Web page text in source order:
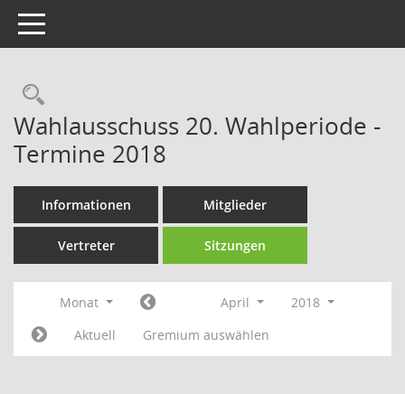
Toggle navigation
Rechercheauswahl
Wahlausschuss 20. Wahlperiode -
Termine 2018
Informationen Mitglieder
Vertreter Sitzungen
Monat April
2018
Aktuell
Gremium auswählen